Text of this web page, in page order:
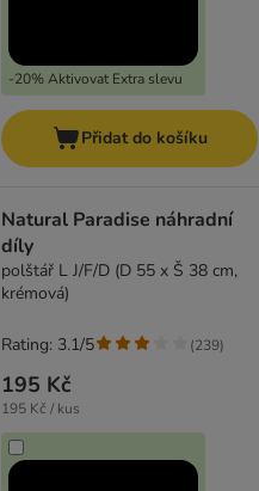
-20% Aktivovat Extra slevu
Přidat do košíku
Natural Paradise náhradní
díly
polštář L J/F/D (D 55 x Š 38 cm,
krémová)
195 Kč
195 Kč / kus
Rating: 3.1/5 (239)